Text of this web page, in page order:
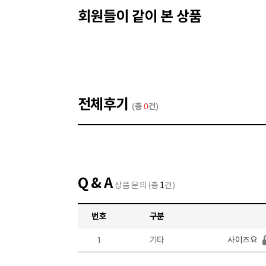
회원들이 같이 본 상품
전체후기 (총0건)
Q & A상품 문의 (총 1건)
번호 구분
1 기타 사이즈요